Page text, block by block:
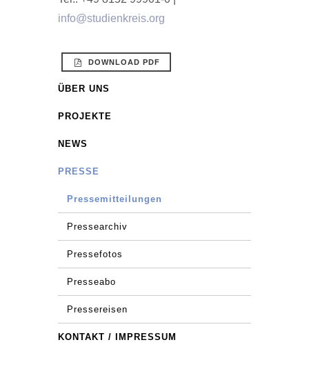
info@studienkreis.org
DOWNLOAD PDF
ÜBER UNS
PROJEKTE
NEWS
PRESSE
Pressemitteilungen
Pressearchiv
Pressefotos
Presseabo
Pressereisen
KONTAKT / IMPRESSUM